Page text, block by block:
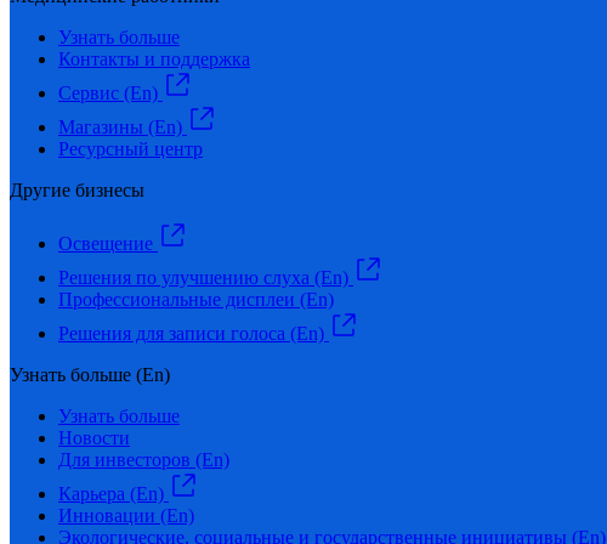
Узнать больше
Контакты и поддержка
Сервис (En)
Магазины (En)
Ресурсный центр
Другие бизнесы
Освещение
Решения по улучшению слуха (En)
Профессиональные дисплеи (En)
Решения для записи голоса (En)
Узнать больше (En)
Узнать больше
Новости
Для инвесторов (En)
Карьера (En)
Инновации (En)
Экологические, социальные и государственные инициативы (En)